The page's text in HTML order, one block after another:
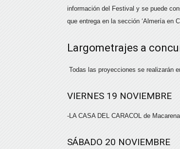
información del Festival y se puede
que entrega en la sección ‘Almería en
Largometrajes a
Todas las proyecciones se realizarán
VIERNES 19 NOVIEMBRE
-LA CASA DEL CARACOL de
SÁBADO 20 NOVIEMBRE